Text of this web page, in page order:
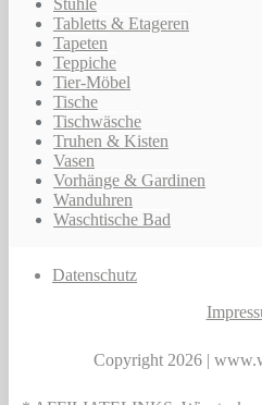
Tabletts & Etageren
Tapeten
Teppiche
Tier-Möbel
Tische
Tischwäsche
Truhen & Kisten
Vasen
Vorhänge & Gardinen
Wanduhren
Waschtische Bad
Datenschutz
Copyright 2026 |